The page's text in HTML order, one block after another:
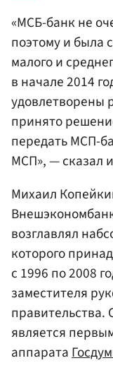
«МСБ-банк не
поэтому и была
малого и
в начале 2014
удовлетворены
принято
передать МСП-
МСП», — сказал
Михаил
возглавлял
которого
с 1996 по 2008
заместителя
правительства.
является
аппарата